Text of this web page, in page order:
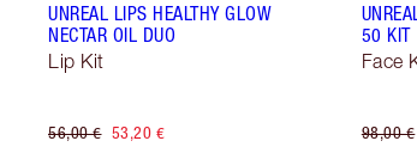
UNREAL LIPS HEALTHY GLOW
NECTAR OIL DUO
Lip Kit
56,00 € 53,20 €
50 KIT
Face
98,00 €